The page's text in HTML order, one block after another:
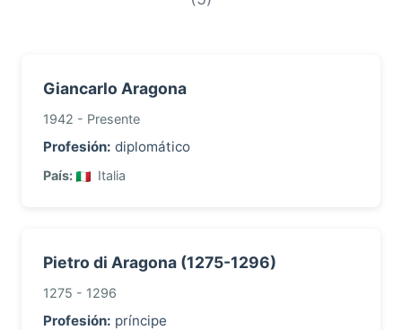
Giancarlo Aragona
1942 - Presente
Profesión: diplomático
País: Italia
Pietro di Aragona (1275-1296)
1275 - 1296
Profesión: príncipe